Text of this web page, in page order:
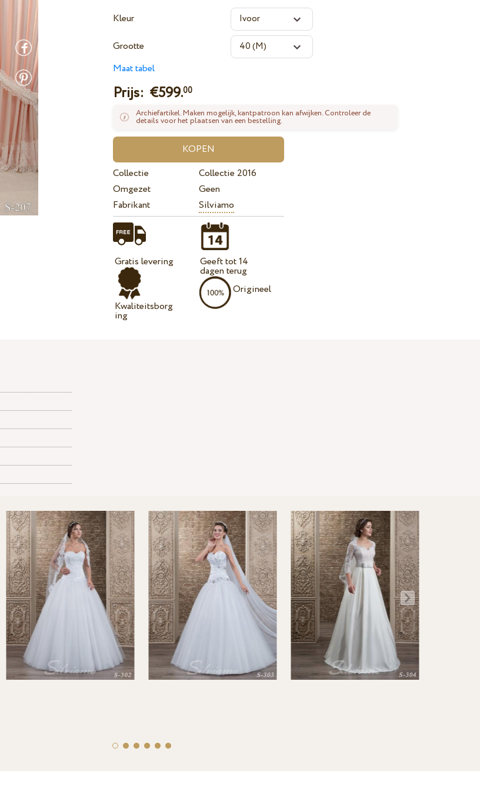
Kleur
Grootte
Maat tabel
Prijs: €599.00
Archiefartikel. Maken mogelijk, kantpatroon kan afwijken. Controleer de
details voor het plaatsen van een bestelling.
Collectie
Collectie 2016
Omgezet
Geen
Fabrikant
Silviamo
Gratis levering
Kwaliteitsborg
ing
Geeft tot 14
dagen terug
Origineel